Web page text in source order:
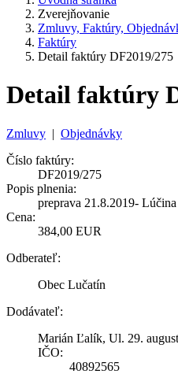
Zverejňovanie
Zmluvy, Faktúry,
Faktúry
Detail faktúry DF2019/275
Detail faktúry
Zmluvy | Objednávky
Číslo faktúry:
DF2019/275
Popis plnenia:
preprava 21.8.2019-
Cena:
384,00 EUR
Odberateľ:
Obec Lučatín
Dodávateľ:
Marián Ľalík, Ul. 29.
IČO:
40892565